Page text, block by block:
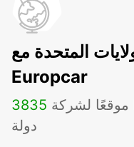
المتحدة مع
Europcar
3835
دولة